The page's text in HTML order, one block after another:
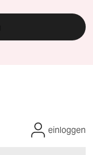
einloggen